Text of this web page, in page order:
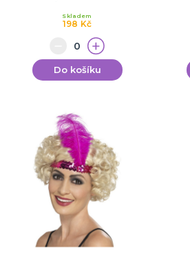
198 Kč
Skladem
Do košíku